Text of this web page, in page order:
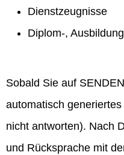
Dienstzeugnisse
Diplom-,
Sobald Sie auf
automatisch
nicht antworten). Nach
und Rücksprache mit